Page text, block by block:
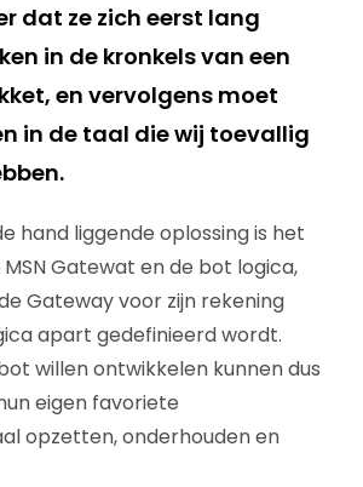
dat ze zich eerst lang
in de kronkels van een
en vervolgens moet
in de taal die wij toevallig
hand liggende oplossing is het
Gatewat en de bot logica,
Gateway voor zijn rekening
apart gedefinieerd wordt.
willen ontwikkelen kunnen dus
eigen favoriete
opzetten, onderhouden en